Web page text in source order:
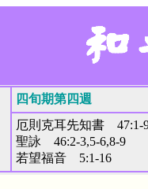
四旬期第四週
厄則克耳先知書 47:1-
聖詠 46:2-3,5-6,8-9
若望福音 5:1-16